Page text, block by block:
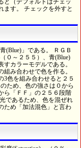
と（デフォルトはチェッ
ます。 チェックを外すと
(Blue)」である。 ＲＧＢ
０～２５５）、青(Blue)
すカラーモデルである。
み合わせで色を作る。
3色を組み合わせると２５
ため、色の強さは０から
ら「ＦＦ」の２５６段階
であるため、色を混ぜれ
ため「加法混色」と言わ